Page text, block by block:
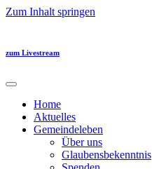
Zum Inhalt springen
zum Livestream
Home
Aktuelles
Gemeindeleben
Über uns
Glaubensbekenntnis